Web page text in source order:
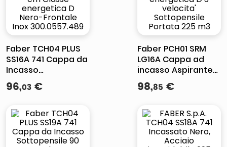
Faber TCH04 PLUS
SS16A 741 Cappa da
Incasso
Sottopensile 60 cm
Classe energetica
Inox 300.0557.489
96,03 €
Faber PCH01 SRM
LG16A Cappa ad
incasso Aspirante
Classe energetica
D 3 velocita'
Portata 225 m3
98,85 €